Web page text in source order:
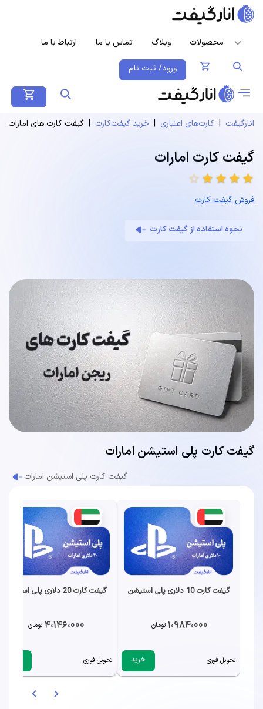
محصولات وبلاگ تماس با ما ارتباط با ما
ورود/ ثبت نام
انارگیفت | کارت‌های اعتباری | خرید گیفت‌کارت | گیفت کارت های امارات
گیفت کارت امارات
star
star
star
star
star_border
فروش گیفت کارت
نحوه استفاده از گیفت کارت
گیفت کارت پلی استیشن امارات
گیفت کارت پلی استیشن امارات
گیفت کارت 10 دلاری پلی استیشن
1،984،000 تومان
تحویل فوری خرید
گیفت کارت 20 دلاری پلی استیشن
4،146،000 تومان
تحویل فوری